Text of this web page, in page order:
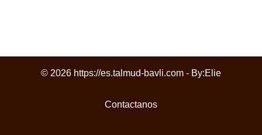
© 2026 https://es.talmud-bavli.com - By:Elie
Contactanos